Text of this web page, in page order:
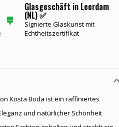
Glasgeschäft in Leerdam
(NL) ✅
Signierte Glaskunst mit
Echtheitszertifikat
Kosta Boda ist ein raffiniertes
und natürlicher Schönheit